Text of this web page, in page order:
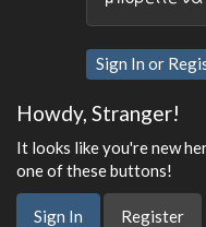
Sign In or
Howdy, Stranger!
It looks like you're new
one of these buttons!
Sign In Register